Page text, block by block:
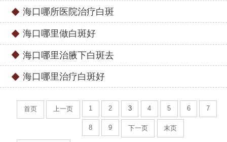
海口哪所医院治疗白斑
海口哪里做白斑好
海口哪里治腋下白斑去
海口哪里治疗白斑好
首页 上一页 1 2 3 4 5 6 7
8 9 下一页 末页